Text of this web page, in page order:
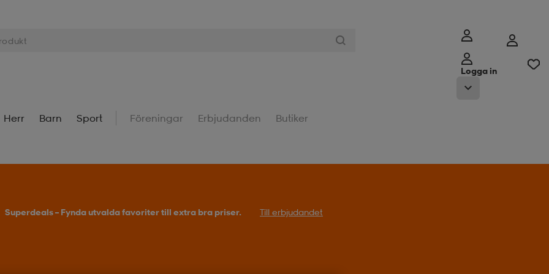
Logga in
Herr Barn Sport Föreningar Erbjudanden Butiker
Superdeals – Fynda utvalda favoriter till extra bra priser. Till erbjudandet